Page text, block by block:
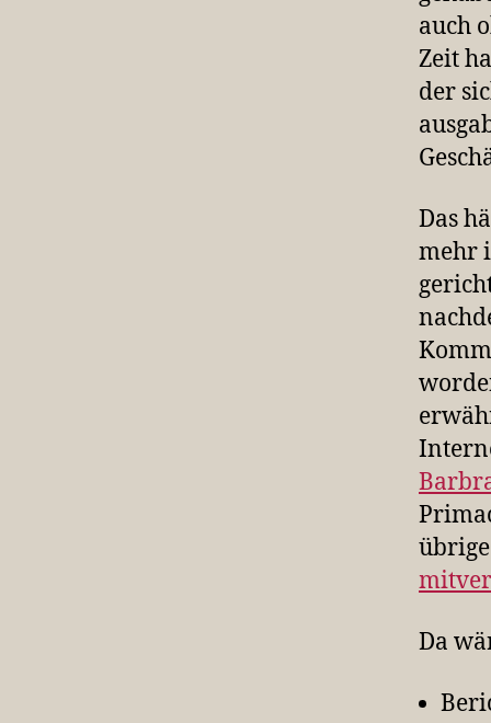
auch
Zeit
der
Das
mehr
Da